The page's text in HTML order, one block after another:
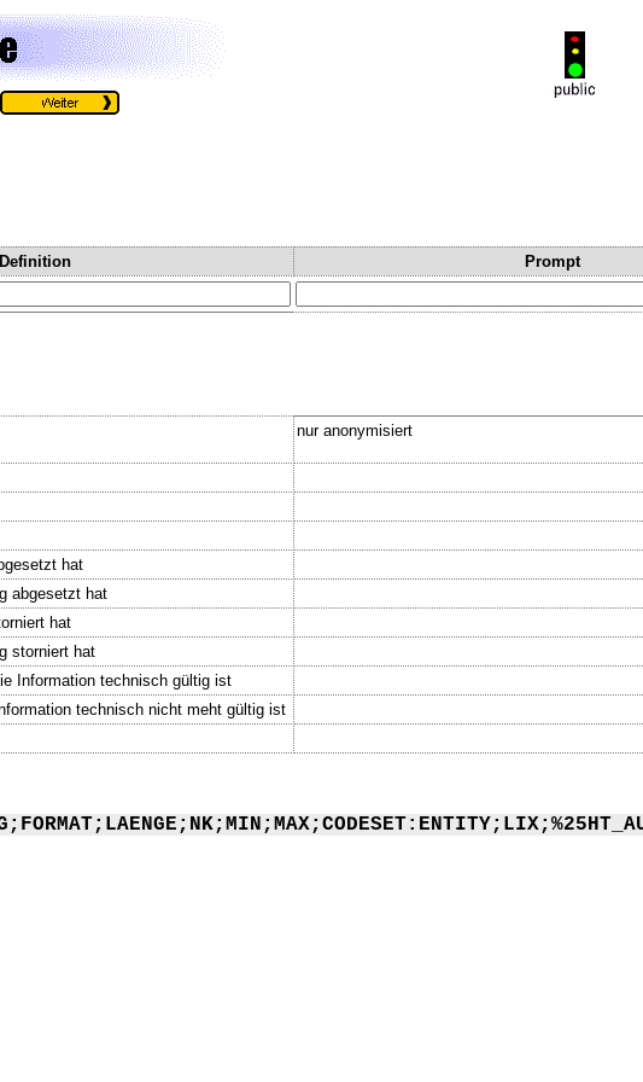
Definition Prompt
nur anonymisiert
hat
abgesetzt hat
hat
storniert hat
Information technisch gültig ist
technisch nicht meht gültig ist